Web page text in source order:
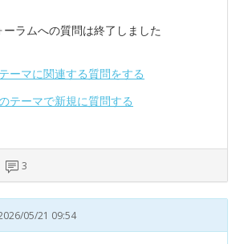
ーラムへの質問は終了しました
ーマに関連する質問をする
テーマで新規に質問する
3
05/21 09:54